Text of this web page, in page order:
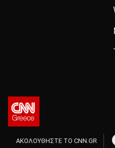
ΑΚΟΛΟΥΘΗΣΤΕ ΤΟ CNN.GR